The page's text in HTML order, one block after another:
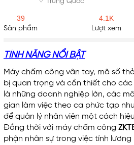
39
Sản phẩm
4.1K
Lượt xem
TÍNH NĂNG NỔI BẬT
Máy chấm công vân tay, mã số
bị quan trọng và cần thiết cho
là những doanh nghiệp lớn, các
gian làm việc theo ca phức tạp
để quản lý nhân viên một cách
Đồng thời với máy chấm công
phận nhân sự trong việc tính